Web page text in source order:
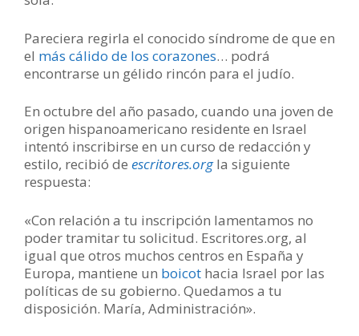
Pareciera regirla el conocido síndrome de que en
el más cálido de los corazones… podrá
encontrarse un gélido rincón para el judío.
En octubre del año pasado, cuando una joven de
origen hispanoamericano residente en Israel
intentó inscribirse en un curso de redacción y
estilo, recibió de escritores.orgla siguiente
respuesta:
«Con relación a tu inscripción lamentamos no
poder tramitar tu solicitud. Escritores.org, al
igual que otros muchos centros en España y
Europa, mantiene un boicot hacia Israel por las
políticas de su gobierno. Quedamos a tu
disposición. María, Administración».